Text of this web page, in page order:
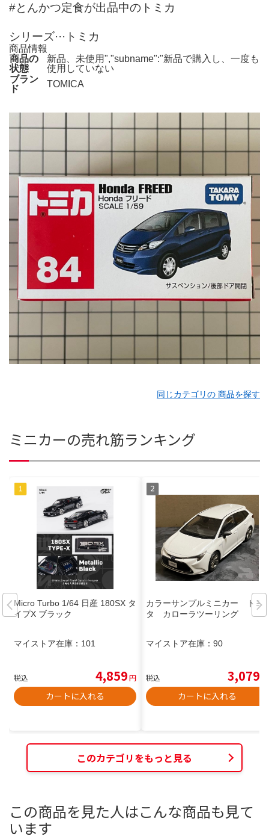
#とんかつ定食が出品中のトミカ
シリーズ···トミカ
商品情報
商品の
状態
新品、未使用","subname":"新品で購入し、一度も
使用していない
ブラン
ド
TOMICA
同じカテゴリの 商品を探す
ミニカーの売れ筋ランキング
Micro Turbo 1/64 日産 180SX タ
イプX ブラック
マイストア在庫： 101
税込 4,859円
カートに入れる
カラーサンプルミニカー トヨ
タ カローラツーリング
マイストア在庫： 90
税込 3,079
カートに入れる
このカテゴリをもっと見る
この商品を見た人はこんな商品も見て
います